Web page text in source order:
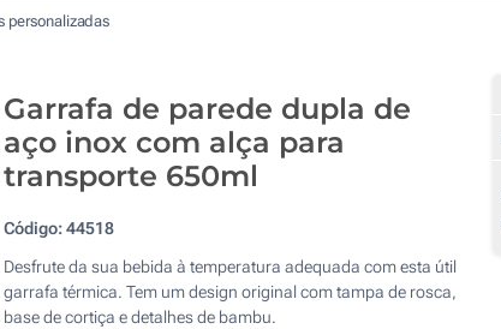
personalizadas
Garrafa de parede dupla de
aço inox com alça para
transporte 650ml
Código:44518
Desfrute da sua bebida à temperatura adequada com esta útil
garrafa térmica. Tem um design original com tampa de rosca,
base de cortiça e detalhes de bambu.